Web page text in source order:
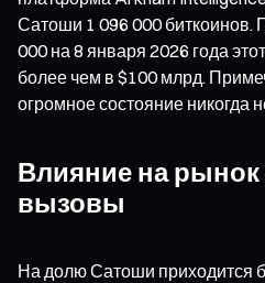
Сатоши 1 096 000 биткоинов.
000 на 8 января 2026 года
более чем в $100 млрд.
огромное состояние никогда
Влияние на
вызовы
На долю Сатоши приходится